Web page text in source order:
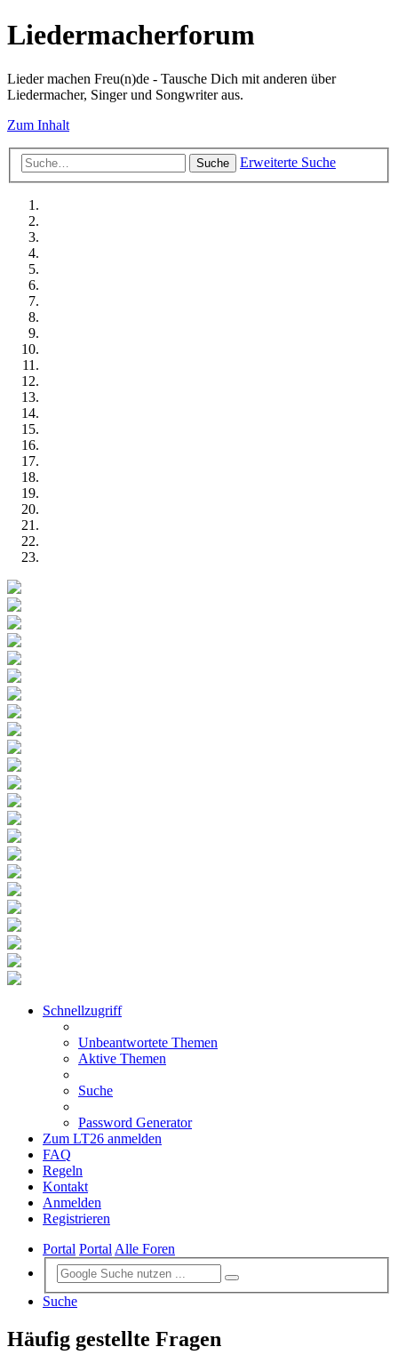
Liedermacherforum
Lieder machen Freu(n)de - Tausche Dich mit anderen über
Liedermacher, Singer und Songwriter aus.
Zum Inhalt
Suche Erweiterte Suche
Schnellzugriff
Unbeantwortete Themen
Aktive Themen
Suche
Password Generator
Zum LT26 anmelden
FAQ
Regeln
Kontakt
Anmelden
Registrieren
Portal PortalAlle Foren
Suche
Häufig gestellte Fragen